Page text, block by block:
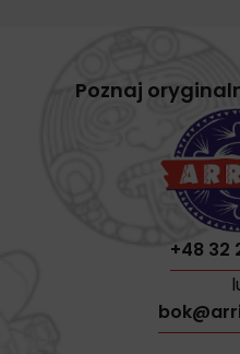
Poznaj
+48 32